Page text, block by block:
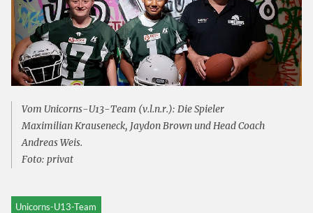
Vom Unicorns-U13-Team (v.l.n.r.): Die Spieler
Maximilian Krauseneck, Jaydon Brown und Head Coach
Andreas Weis.
Foto: privat
Unicorns-U13-Team